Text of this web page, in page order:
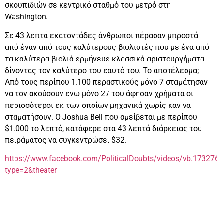
σκουπιδιών σε κεντρικό σταθμό του μετρό στη
Washington.
Σε 43 λεπτά εκατοντάδες άνθρωποι πέρασαν μπροστά
από έναν από τους καλύτερους βιολιστές που με ένα από
τα καλύτερα βιολιά ερμήνευε κλασσικά αριστουργήματα
δίνοντας τον καλύτερο του εαυτό του. Το αποτέλεσμα;
Από τους περίπου 1.100 περαστικούς μόνο 7 σταμάτησαν
να τον ακούσουν ενώ μόνο 27 του άφησαν χρήματα οι
περισσότεροι εκ των οποίων μηχανικά χωρίς καν να
σταματήσουν. Ο Joshua Bell που αμείβεται με περίπου
$1.000 το λεπτό, κατάφερε στα 43 λεπτά διάρκειας του
πειράματος να συγκεντρώσει $32.
https://www.facebook.com/PoliticalDoubts/videos/
type=2&theater